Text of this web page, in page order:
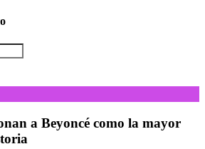
a Beyoncé como la mayor